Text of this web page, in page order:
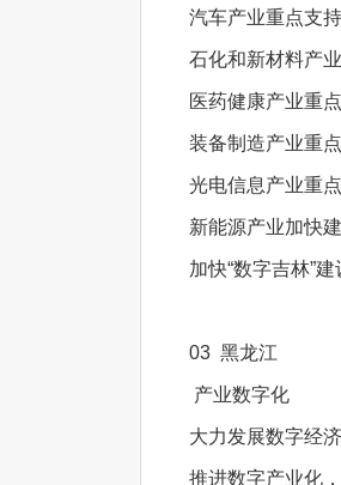
汽车产业重点支
石化和新材料产
医药健康产业重
装备制造产业重
光电信息产业重
新能源产业加快
加快“数字吉林”建
03 黑龙江
产业数字化
大力发展数字经
推进数字产业化